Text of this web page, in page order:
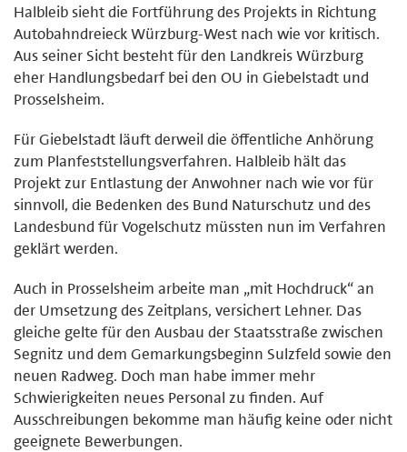
Halbleib sieht die Fortführung des Projekts in Richtung
Autobahndreieck Würzburg-West nach wie vor kritisch.
Aus seiner Sicht besteht für den Landkreis Würzburg
eher Handlungsbedarf bei den OU in Giebelstadt und
Prosselsheim.
Für Giebelstadt läuft derweil die öffentliche Anhörung
zum Planfeststellungsverfahren. Halbleib hält das
Projekt zur Entlastung der Anwohner nach wie vor für
sinnvoll, die Bedenken des Bund Naturschutz und des
Landesbund für Vogelschutz müssten nun im Verfahren
geklärt werden.
Auch in Prosselsheim arbeite man „mit Hochdruck“ an
der Umsetzung des Zeitplans, versichert Lehner. Das
gleiche gelte für den Ausbau der Staatsstraße zwischen
Segnitz und dem Gemarkungsbeginn Sulzfeld sowie den
neuen Radweg. Doch man habe immer mehr
Schwierigkeiten neues Personal zu finden. Auf
Ausschreibungen bekomme man häufig keine oder nicht
geeignete Bewerbungen.